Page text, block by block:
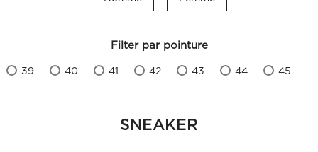
Filter par pointure
39 40 41 42 43 44 45
SNEAKER